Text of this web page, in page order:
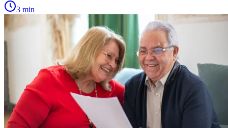
3 min